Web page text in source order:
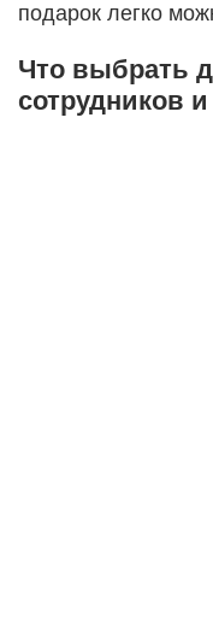
подарок легко
Что выбрать
сотрудников